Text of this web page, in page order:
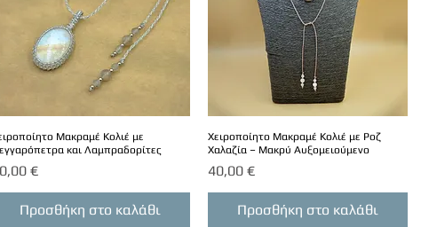
Μακραμέ Κολιέ με
και Λαμπραδορίτες
€
Προσθήκη στο καλάθι
Χειροποίητο Μακραμέ Κολιέ με Ροζ
Χαλαζία – Μακρύ Αυξομειούμενο
Τιμή
40,00 €
Προσθήκη στο καλάθι